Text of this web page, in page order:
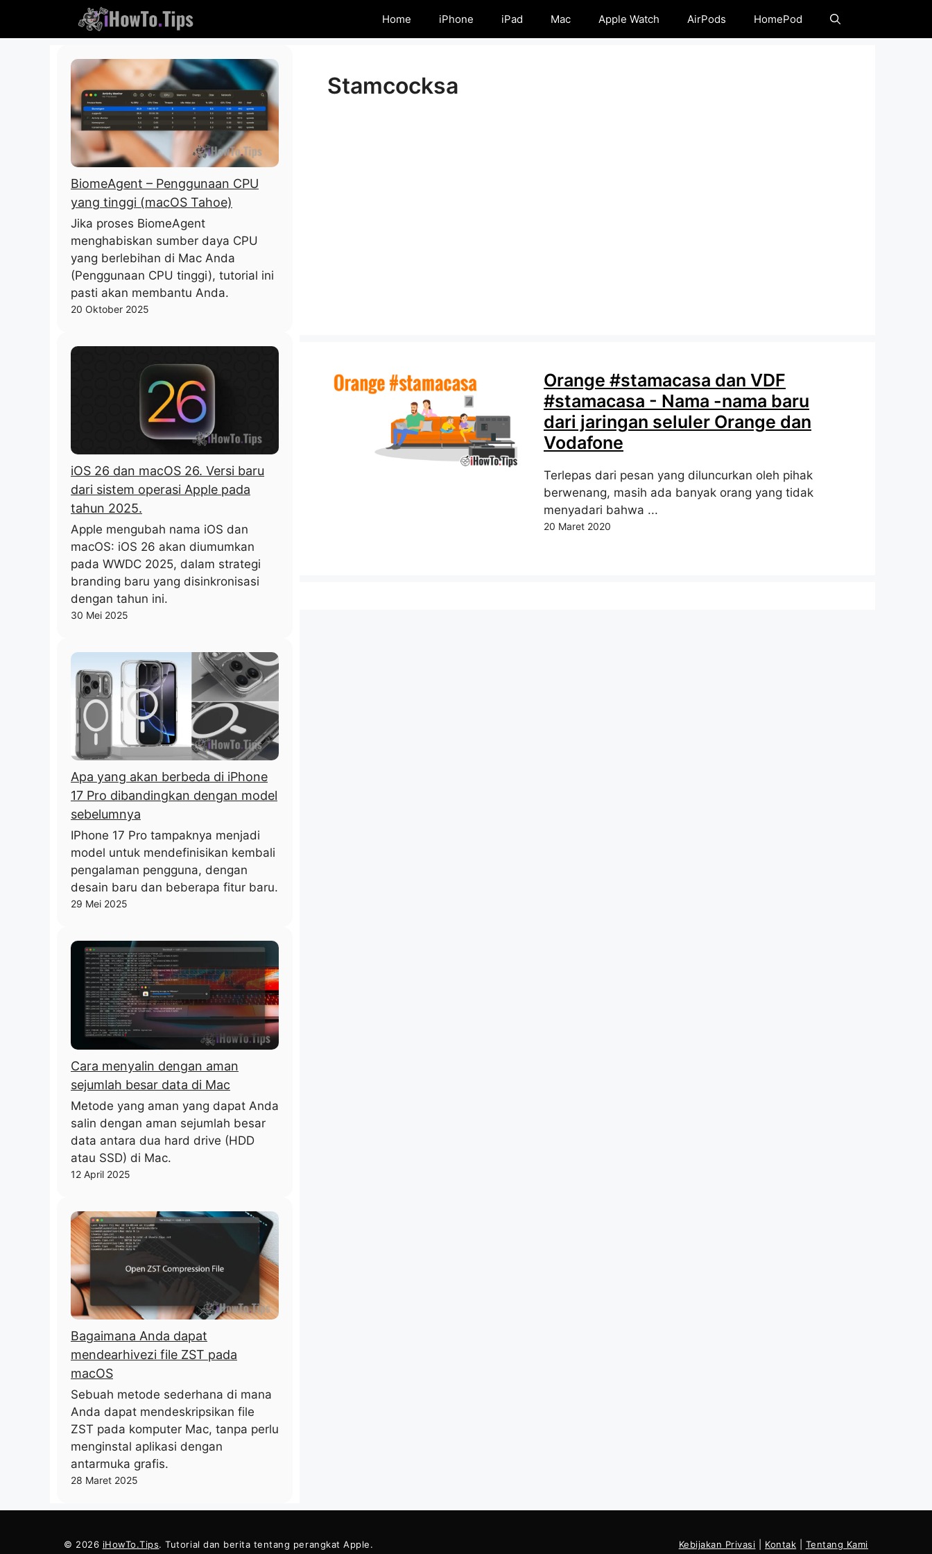
Home iPhone iPad Mac Apple Watch AirPods HomePod
Stamcocksa
Orange #stamacasa dan VDF
#stamacasa - Nama -nama baru
dari jaringan seluler Orange dan
Vodafone
Terlepas dari pesan yang diluncurkan oleh pihak
berwenang, masih ada banyak orang yang tidak
menyadari bahwa ...
20 Maret 2020
BiomeAgent – ​​Penggunaan CPU
yang tinggi (macOS Tahoe)
Jika proses BiomeAgent
menghabiskan sumber daya CPU
yang berlebihan di Mac Anda
(Penggunaan CPU tinggi), tutorial ini
pasti akan membantu Anda.
20 Oktober 2025
iOS 26 dan macOS 26. Versi baru
dari sistem operasi Apple pada
tahun 2025.
Apple mengubah nama iOS dan
macOS: iOS 26 akan diumumkan
pada WWDC 2025, dalam strategi
branding baru yang disinkronisasi
dengan tahun ini.
30 Mei 2025
Apa yang akan berbeda di iPhone
17 Pro dibandingkan dengan model
sebelumnya
IPhone 17 Pro tampaknya menjadi
model untuk mendefinisikan kembali
pengalaman pengguna, dengan
desain baru dan beberapa fitur baru.
29 Mei 2025
Cara menyalin dengan aman
sejumlah besar data di Mac
Metode yang aman yang dapat Anda
salin dengan aman sejumlah besar
data antara dua hard drive (HDD
atau SSD) di Mac.
12 April 2025
Bagaimana Anda dapat
mendearhivezi file ZST pada
macOS
Sebuah metode sederhana di mana
Anda dapat mendeskripsikan file
ZST pada komputer Mac, tanpa perlu
menginstal aplikasi dengan
antarmuka grafis.
28 Maret 2025
© 2026 iHowTo.Tips. Tutorial dan berita tentang perangkat Apple. Kebijakan Privasi Kontak Tentang Kami